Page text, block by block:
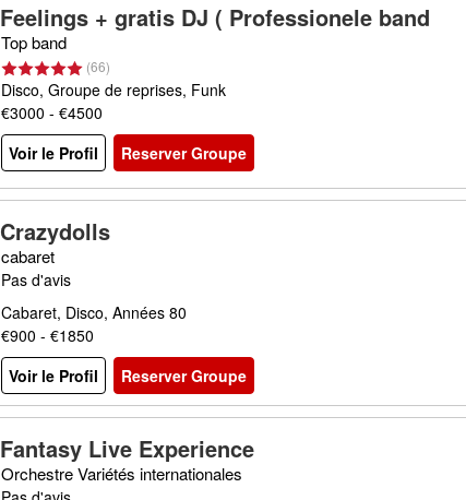
Feelings + gratis DJ ( Professionele band
)(NL)
Top band
(66)
Disco, Groupe de reprises, Funk
€3000 - €4500
Voir le Profil
Reserver Groupe
Crazydolls
cabaret
Pas d'avis
Cabaret, Disco, Années 80
€900 - €1850
Voir le Profil
Reserver Groupe
Fantasy Live Experience
Orchestre Variétés internationales